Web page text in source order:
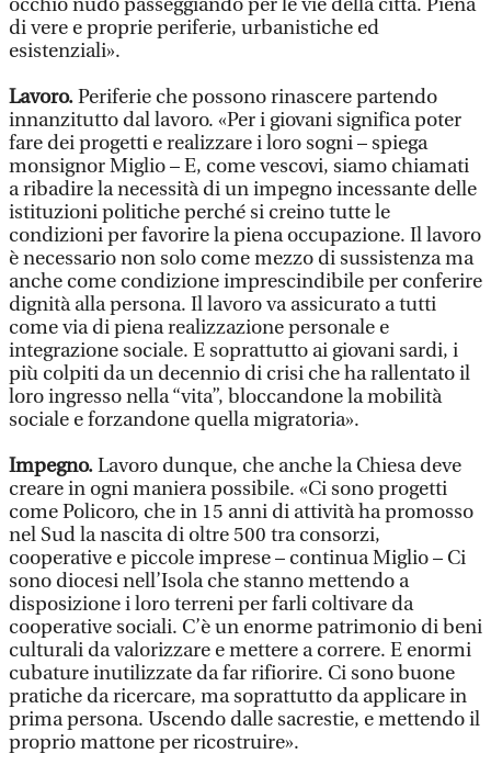
occhio nudo passeggiando per le vie della città. Piena
di vere e proprie periferie, urbanistiche ed
esistenziali».
Lavoro.Periferie che possono rinascere partendo
innanzitutto dal lavoro. «Per i giovani significa poter
fare dei progetti e realizzare i loro sogni – spiega
monsignor Miglio – E, come vescovi, siamo chiamati
a ribadire la necessità di un impegno incessante delle
istituzioni politiche perché si creino tutte le
condizioni per favorire la piena occupazione. Il lavoro
è necessario non solo come mezzo di sussistenza ma
anche come condizione imprescindibile per conferire
dignità alla persona. Il lavoro va assicurato a tutti
come via di piena realizzazione personale e
integrazione sociale. E soprattutto ai giovani sardi, i
più colpiti da un decennio di crisi che ha rallentato il
loro ingresso nella “vita”, bloccandone la mobilità
sociale e forzandone quella migratoria».
Impegno.Lavoro dunque, che anche la Chiesa deve
creare in ogni maniera possibile. «Ci sono progetti
come Policoro, che in 15 anni di attività ha promosso
nel Sud la nascita di oltre 500 tra consorzi,
cooperative e piccole imprese – continua Miglio – Ci
sono diocesi nell’Isola che stanno mettendo a
disposizione i loro terreni per farli coltivare da
cooperative sociali. C’è un enorme patrimonio di beni
culturali da valorizzare e mettere a correre. E enormi
cubature inutilizzate da far rifiorire. Ci sono buone
pratiche da ricercare, ma soprattutto da applicare in
prima persona. Uscendo dalle sacrestie, e mettendo il
proprio mattone per ricostruire».